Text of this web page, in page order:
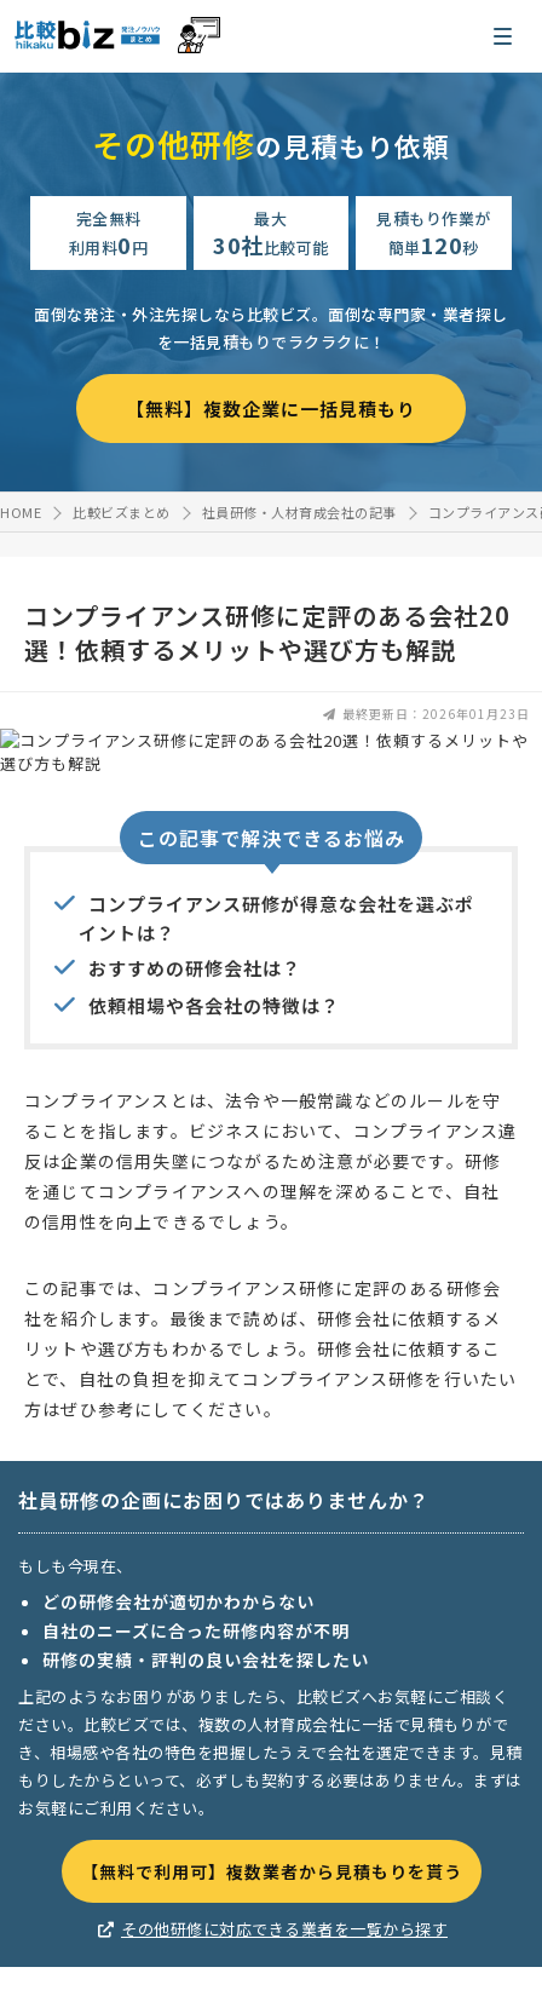
その他研修の見積もり依頼
完全無料
利用料0円
最大
30社比較可能
見積もり作業が
簡単120秒
面倒な発注・外注先探しなら比較ビズ。 面倒な専門家・業者探し
を一括見積もりでラクラクに！
【無料】複数企業に一括見積もり
HOME 比較ビズまとめ 社員研修・人材育成会社の記事 コンプライアン
コンプライアンス研修に定評のある会社20
選！依頼するメリットや選び方も解説
最終更新日：2026年01月23日
この記事で解決できるお悩み
コンプライアンス研修が得意な会社を選ぶポ
イントは？
おすすめの研修会社は？
依頼相場や各会社の特徴は？
コンプライアンスとは、法令や一般常識などのルールを守
ることを指します。ビジネスにおいて、コンプライアンス違
反は企業の信用失墜につながるため注意が必要です。研修
を通じてコンプライアンスへの理解を深めることで、自社
の信用性を向上できるでしょう。
この記事では、コンプライアンス研修に定評のある研修会
社を紹介します。最後まで読めば、研修会社に依頼するメ
リットや選び方もわかるでしょう。研修会社に依頼するこ
とで、自社の負担を抑えてコンプライアンス研修を行いたい
方はぜひ参考にしてください。
社員研修の企画にお困りではありませんか？
もしも今現在、
どの研修会社が適切かわからない
自社のニーズに合った研修内容が不明
研修の実績・評判の良い会社を探したい
上記のようなお困りがありましたら、比較ビズへお気軽にご相談く
ださい。比較ビズでは、複数の人材育成会社に一括で見積もりがで
き、相場感や各社の特色を把握したうえで会社を選定できます。見積
もりしたからといって、必ずしも契約する必要はありません。まずは
お気軽にご利用ください。
【無料で利用可】複数業者から見積もりを貰う
その他研修に対応できる業者を一覧から探す